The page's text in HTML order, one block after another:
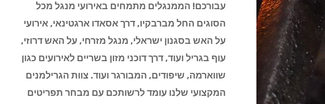
עבורכם! הממנגלים מתמחים באירועי מנגל מכל
הסוגים החל מברבקיו, דרך אסאדו ארגטינאי, אירועי
על האש בסגנון ישראלי, מנגל מזרחי, על האש דרוזי,
עוף בגריל ועוד, דרך דוכני מזון בשריים לאירועים כגון
שווארמה, שיפודים, המבורגר ועוד. צוות הגרילמנים
המקצועי שלנו עומד לרשותכם עם מבחר תפריטים